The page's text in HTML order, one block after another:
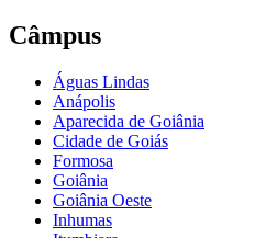
Câmpus
Águas Lindas
Anápolis
Aparecida de Goiânia
Cidade de Goiás
Formosa
Goiânia
Goiânia Oeste
Inhumas